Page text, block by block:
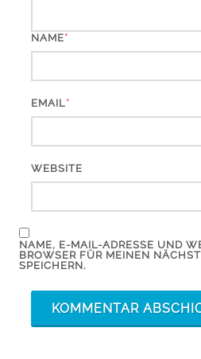
NAME*
EMAIL*
WEBSITE
NAME, E-MAIL-ADRESSE UND
BROWSER FÜR MEINEN
SPEICHERN.